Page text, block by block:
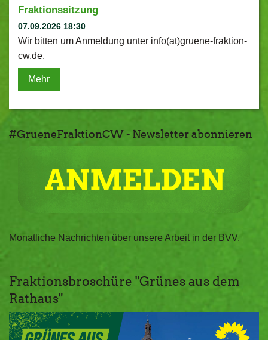
Fraktionssitzung
07.09.2026 18:30
Wir bitten um Anmeldung unter info(at)gruene-fraktion-
cw.de.
Mehr
#GrueneFraktionCW - Newsletter abonnieren
Monatliche Nachrichten über unsere Arbeit in der BVV.
Fraktionsbroschüre "Grünes aus dem
Rathaus"